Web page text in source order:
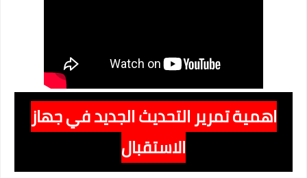
اهمية تمرير التحديث الجديد في جهاز
الاستقبال